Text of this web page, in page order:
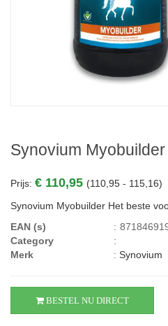
Synovium Myobuilder
Prijs: € 110,95 (110,95 - 115,16)
Synovium Myobuilder Het beste
EAN (s)
:
Category
:
Merk
: Synovium
BESTEL NU DIRECT